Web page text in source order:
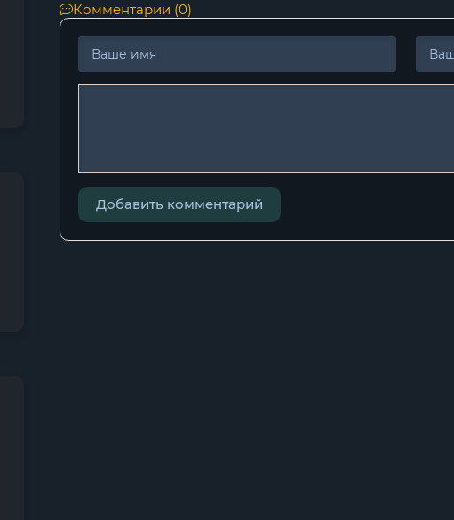
Комментарии (0)
Добавить комментарий